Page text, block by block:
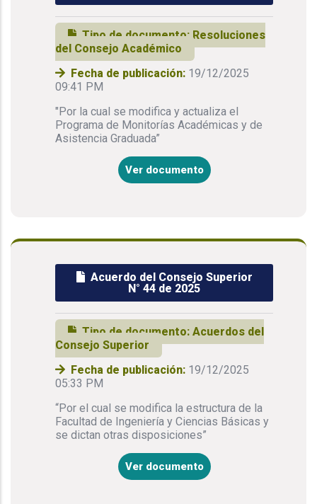
Tipo de documento: Resoluciones
del Consejo Académico
Fecha de publicación: 19/12/2025
09:41 PM
"Por la cual se modifica y actualiza el
Programa de Monitorías Académicas y de
Asistencia Graduada”
Ver documento
Acuerdo del Consejo Superior
N° 44 de 2025
Tipo de documento: Acuerdos del
Consejo Superior
Fecha de publicación: 19/12/2025
05:33 PM
“Por el cual se modifica la estructura de la
Facultad de Ingeniería y Ciencias Básicas y
se dictan otras disposiciones”
Ver documento